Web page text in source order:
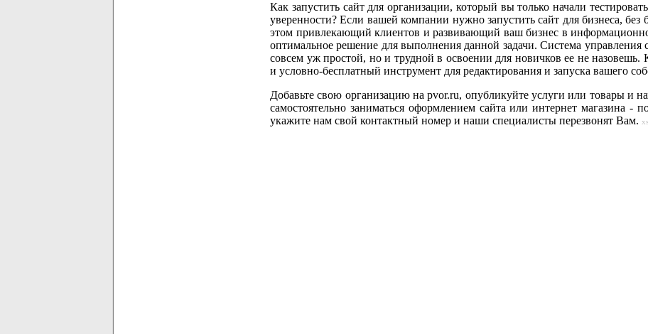
Как запустить сайт для организации, который вы только начали
уверенности? Если вашей компании нужно запустить сайт для бизнеса, без
этом привлекающий клиентов и развивающий ваш бизнес в
оптимальное решение для выполнения данной задачи. Система управления
совсем уж простой, но и трудной в освоении для новичков ее не назовешь.
и условно-бесплатный инструмент для редактирования и запуска вашего
Добавьте свою организацию на pvor.ru, опубликуйте услуги или товары и
самостоятельно заниматься оформлением сайта или интернет магазина -
укажите нам свой контактный номер и наши специалисты перезвонят Вам.